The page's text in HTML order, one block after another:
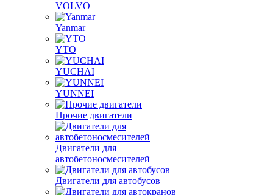
VOLVO
Yanmar
YTO
YUCHAI
YUNNEI
Прочие двигатели
Двигатели для
автобетоносмесителей
Двигатели для автобусов